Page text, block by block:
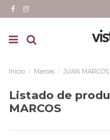
Inicio Marcas JUAN MARCOS
Listado de
MARCOS